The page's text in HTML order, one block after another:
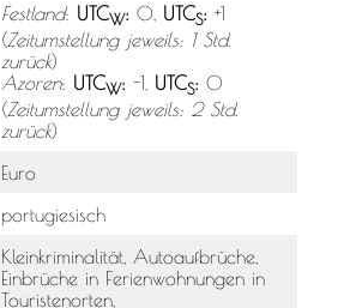
Festland: UTCW: 0, UTCS: +1
(Zeitumstellung jeweils: 1 Std.
zurück)
Azoren: UTCW: -1, UTCS: 0
(Zeitumstellung jeweils: 2 Std.
zurück)
Euro
portugiesisch
Kleinkriminalität, Autoaufbrüche,
Einbrüche in Ferienwohnungen in
Touristenorten,